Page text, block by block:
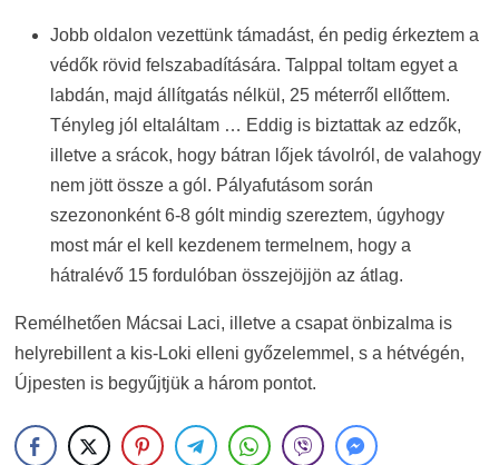
Jobb oldalon vezettünk támadást, én pedig érkeztem a
védők rövid felszabadítására. Talppal toltam egyet a
labdán, majd állítgatás nélkül, 25 méterről ellőttem.
Tényleg jól eltaláltam … Eddig is biztattak az edzők,
illetve a srácok, hogy bátran lőjek távolról, de valahogy
nem jött össze a gól. Pályafutásom során
szezononként 6-8 gólt mindig szereztem, úgyhogy
most már el kell kezdenem termelnem, hogy a
hátralévő 15 fordulóban összejöjjön az átlag.
Remélhetően Mácsai Laci, illetve a csapat önbizalma is
helyrebillent a kis-Loki elleni győzelemmel, s a hétvégén,
Újpesten is begyűjtjük a három pontot.